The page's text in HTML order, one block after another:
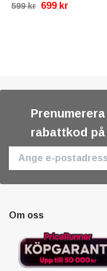
599 kr 699 kr
rabattkod
Om oss